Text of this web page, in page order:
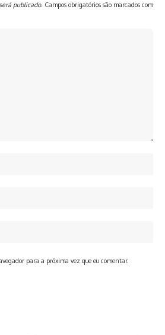
publicado. Campos obrigatórios são marcados com
para a próxima vez que eu comentar.